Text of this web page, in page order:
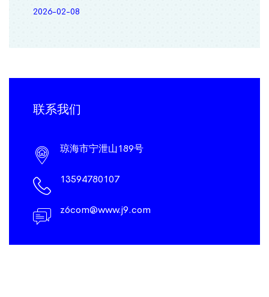
2026-02-08
联系我们
琼海市宁泄山189号
13594780107
z6com@www.j9.com